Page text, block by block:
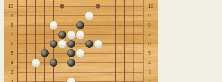
10
10
9
9
8
8
7
7
6
6
5
5
4
4
3
3